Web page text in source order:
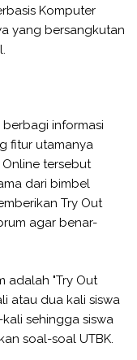
Komputer
yang bersangkutan
berbagi informasi
fitur utamanya
tersebut
dari bimbel
Try Out
agar benar-
adalah "Try Out
atau dua kali siswa
sehingga siswa
soal-soal UTBK.